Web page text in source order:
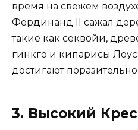
время на свежем
Фердинанд II сажал
такие как секвойи,
гинкго и кипарисы
достигают
3. Высокий